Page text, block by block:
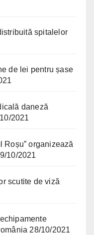
spitalelor
de lei pentru șase
daneză
2021
Roșu” organizează
10/2021
scutite de viză
28/10/2021